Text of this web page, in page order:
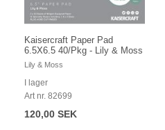
Kaisercraft Paper Pad
6.5X6.5 40/Pkg - Lily & Moss
Lily & Moss
I lager
Art nr. 82699
120,00 SEK